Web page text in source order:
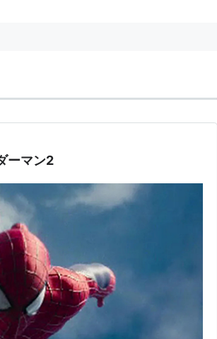
violence.
ーマン2